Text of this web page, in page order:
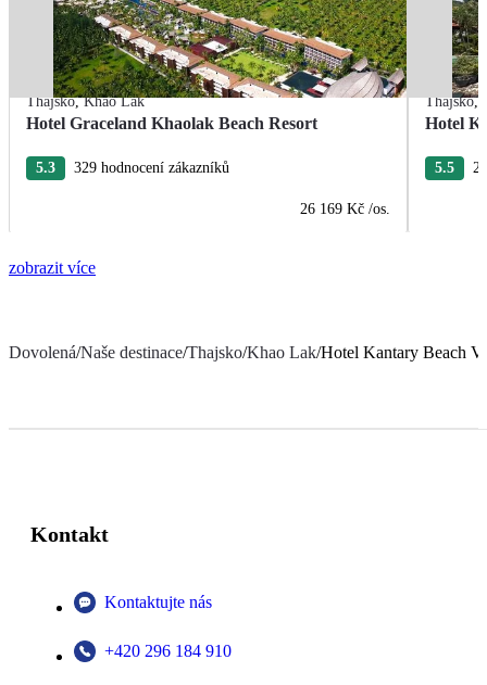
Thajsko,Khao Lak
Hotel Graceland Khaolak Beach Resort
5.3 329 hodnocení zákazníků
26 169 Kč /os.
Thajsko,
Hotel
5.5
zobrazit více
Dovolená/Naše destinace/Thajsko/Khao Lak/Hotel Kantary Beach
Kontakt
Kontaktujte nás
+420 296 184 910